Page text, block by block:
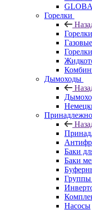
Горелки
Горелки
Дымоходы
Баки
Баки
Группы
Насосы